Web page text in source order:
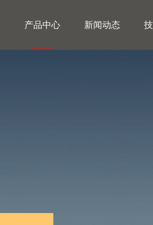
产品中心 新闻动态